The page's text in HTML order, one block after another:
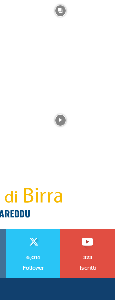
6,014
Follower
323
Iscritti